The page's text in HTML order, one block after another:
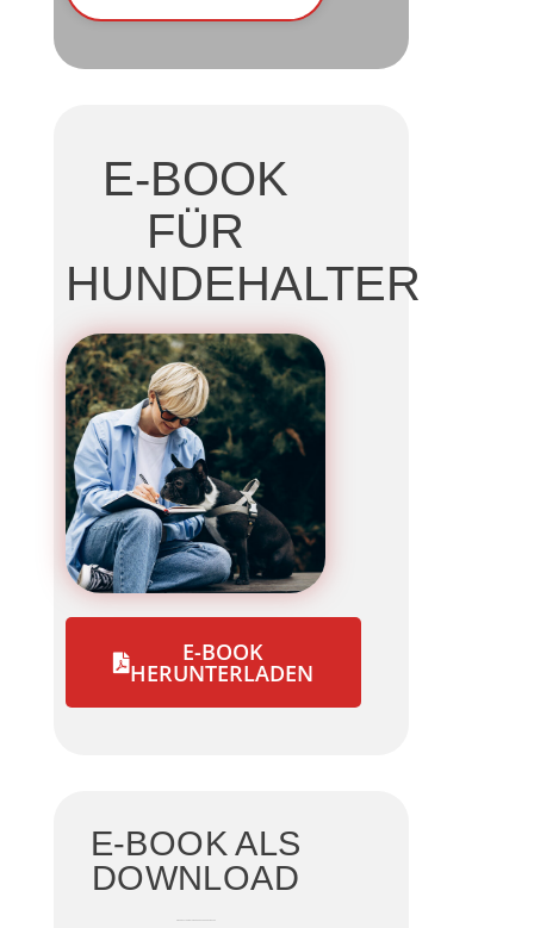
E-BOOK
FÜR
HUNDEHALTER
E-BOOK
HERUNTERLADEN
E-BOOK ALS
DOWNLOAD